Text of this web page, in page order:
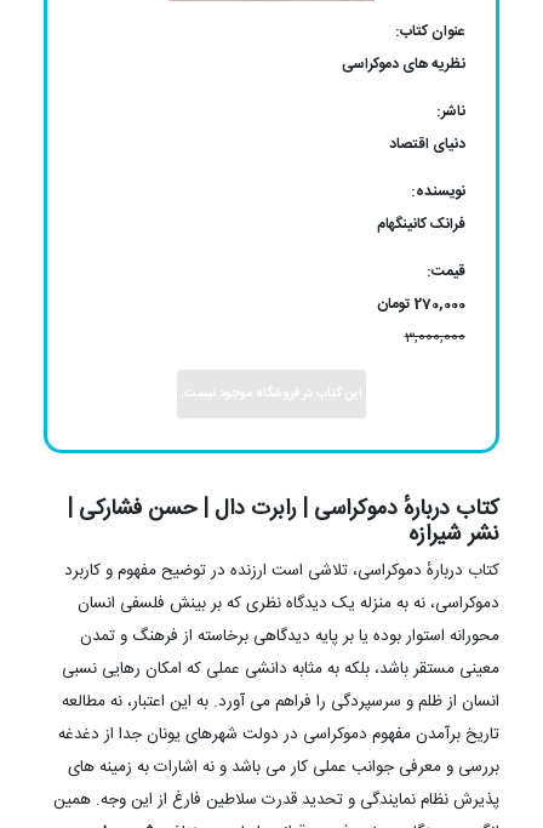
عنوان کتاب:
نظریه های دموکراسی
ناشر:
دنیای اقتصاد
نویسنده:
فرانک کانینگهام
قیمت:
270,000 تومان
3,000,000
این کتاب در فروشگاه موجود نیست.
کتاب دربارهٔ دموکراسی | رابرت دال | حسن فشارکی |
نشر شیرازه
کتاب دربارهٔ دموکراسی، تلاشی است ارزنده در توضیح مفهوم و کاربرد
دموکراسی، نه به منزله یک دیدگاه نظری که بر بینش فلسفی انسان
محورانه استوار بوده یا بر پایه دیدگاهی برخاسته از فرهنگ و تمدن
معینی مستقر باشد، بلکه به مثابه دانشی عملی که امکان رهایی نسبی
انسان از ظلم و سرسپردگی را فراهم می آورد. به این اعتبار، نه مطالعه
تاریخ برآمدن مفهوم دموکراسی در دولت شهرهای یونان جدا از دغدغه
بررسی و معرفی جوانب عملی کار می باشد و نه اشارات به زمینه های
پذیرش نظام نمایندگی و تحدید قدرت سلاطین فارغ از این وجه. همین